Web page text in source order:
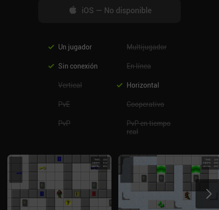
iOS — No disponible
Un jugador Multijugador
Sin conexión En línea
Vertical Horizontal
PvE Cooperativo
PvP
PvP en tiempo
real